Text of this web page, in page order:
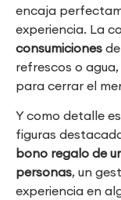
encaja
experiencia. La
consumiciones
refrescos o
para cerrar el
Y como detalle
figuras
bono regalo de
personas, un
experiencia en